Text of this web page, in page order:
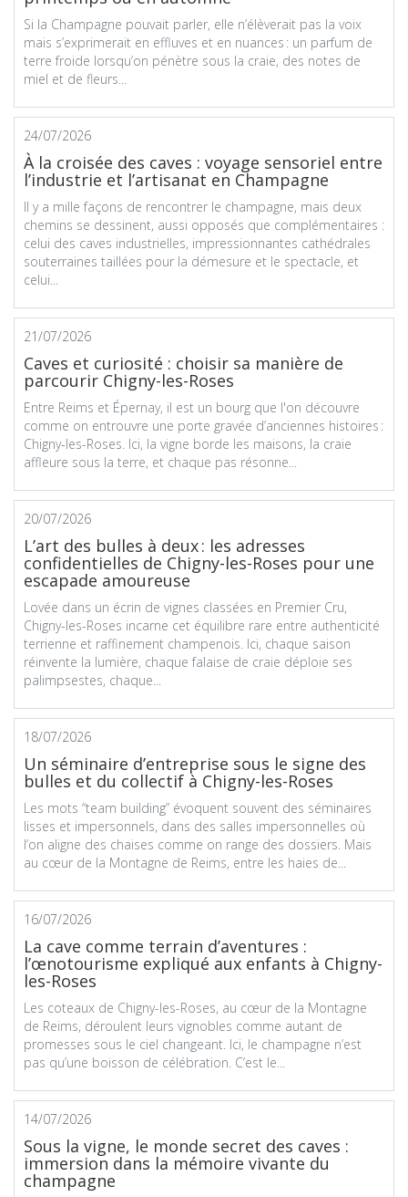
Si la Champagne pouvait parler, elle n’élèverait pas la voix
mais s’exprimerait en effluves et en nuances : un parfum de
terre froide lorsqu’on pénètre sous la craie, des notes de
miel et de fleurs...
24/07/2026
À la croisée des caves : voyage sensoriel entre
l’industrie et l’artisanat en Champagne
Il y a mille façons de rencontrer le champagne, mais deux
chemins se dessinent, aussi opposés que complémentaires :
celui des caves industrielles, impressionnantes cathédrales
souterraines taillées pour la démesure et le spectacle, et
celui...
21/07/2026
Caves et curiosité : choisir sa manière de
parcourir Chigny-les-Roses
Entre Reims et Épernay, il est un bourg que l'on découvre
comme on entrouvre une porte gravée d’anciennes histoires :
Chigny-les-Roses. Ici, la vigne borde les maisons, la craie
affleure sous la terre, et chaque pas résonne...
20/07/2026
L’art des bulles à deux : les adresses
confidentielles de Chigny-les-Roses pour une
escapade amoureuse
Lovée dans un écrin de vignes classées en Premier Cru,
Chigny-les-Roses incarne cet équilibre rare entre authenticité
terrienne et raffinement champenois. Ici, chaque saison
réinvente la lumière, chaque falaise de craie déploie ses
palimpsestes, chaque...
18/07/2026
Un séminaire d’entreprise sous le signe des
bulles et du collectif à Chigny-les-Roses
Les mots “team building” évoquent souvent des séminaires
lisses et impersonnels, dans des salles impersonnelles où
l’on aligne des chaises comme on range des dossiers. Mais
au cœur de la Montagne de Reims, entre les haies de...
16/07/2026
La cave comme terrain d’aventures :
l’œnotourisme expliqué aux enfants à Chigny-
les-Roses
Les coteaux de Chigny-les-Roses, au cœur de la Montagne
de Reims, déroulent leurs vignobles comme autant de
promesses sous le ciel changeant. Ici, le champagne n’est
pas qu’une boisson de célébration. C’est le...
14/07/2026
Sous la vigne, le monde secret des caves :
immersion dans la mémoire vivante du
champagne